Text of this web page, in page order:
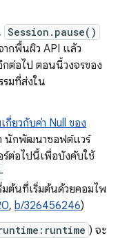
Session.pause()
ากพื้นผิว API แล้ว
กต่อไป ตอนนี้วงจรของ
รมที่ส่งใน
กี่ยวกับค่า Null ของ
นักพัฒนาซอฟต์แวร์
ร์ต่อไปนี้เพื่อบังคับใช้
มต้นที่เริ่มต้นด้วยคอมไพ
, b/326456246)
) จะ